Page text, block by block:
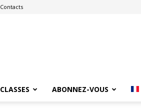
Contacts
CLASSES ABONNEZ-VOUS